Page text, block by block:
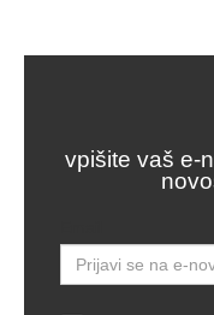
vpišite vaš e-